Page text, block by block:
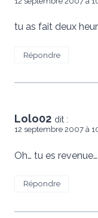
tu as fait deux
Répondre
Lolo02 dit :
12 septembre 2007 à
Oh… tu es
Répondre